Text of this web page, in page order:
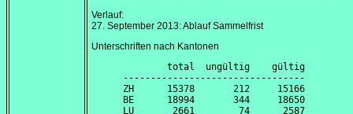
Verlauf:
27. September 2013: Ablauf Sammelfrist
Unterschriften nach Kantonen
        total  ungültig    gültig
---------------------------------
ZH      15378       212     15166
BE      18994       344     18650
LU       2661        74      2587